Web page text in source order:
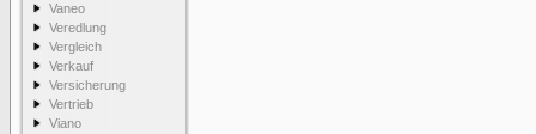
Vaneo
Veredlung
Vergleich
Verkauf
Versicherung
Vertrieb
Viano